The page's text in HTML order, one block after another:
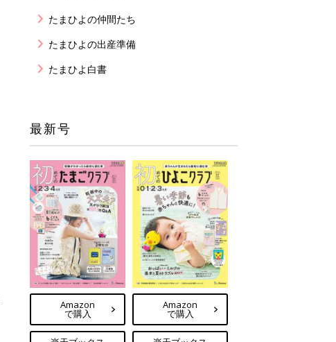
たまひよの仲間たち
たまひよの出産準備
たまひよ白書
最新号
Amazon
で購入
Amazon
で購入